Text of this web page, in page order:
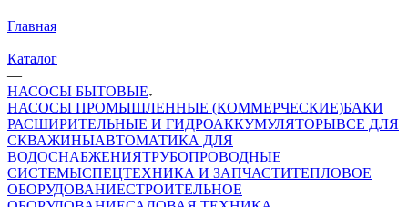
Главная
—
Каталог
—
НАСОСЫ БЫТОВЫЕ
НАСОСЫ ПРОМЫШЛЕННЫЕ (КОММЕРЧЕСКИЕ)БАКИ
РАСШИРИТЕЛЬНЫЕ И ГИДРОАККУМУЛЯТОРЫВСЕ ДЛЯ
СКВАЖИНЫАВТОМАТИКА ДЛЯ
ВОДОСНАБЖЕНИЯТРУБОПРОВОДНЫЕ
СИСТЕМЫСПЕЦТЕХНИКА И ЗАПЧАСТИТЕПЛОВОЕ
ОБОРУДОВАНИЕСТРОИТЕЛЬНОЕ